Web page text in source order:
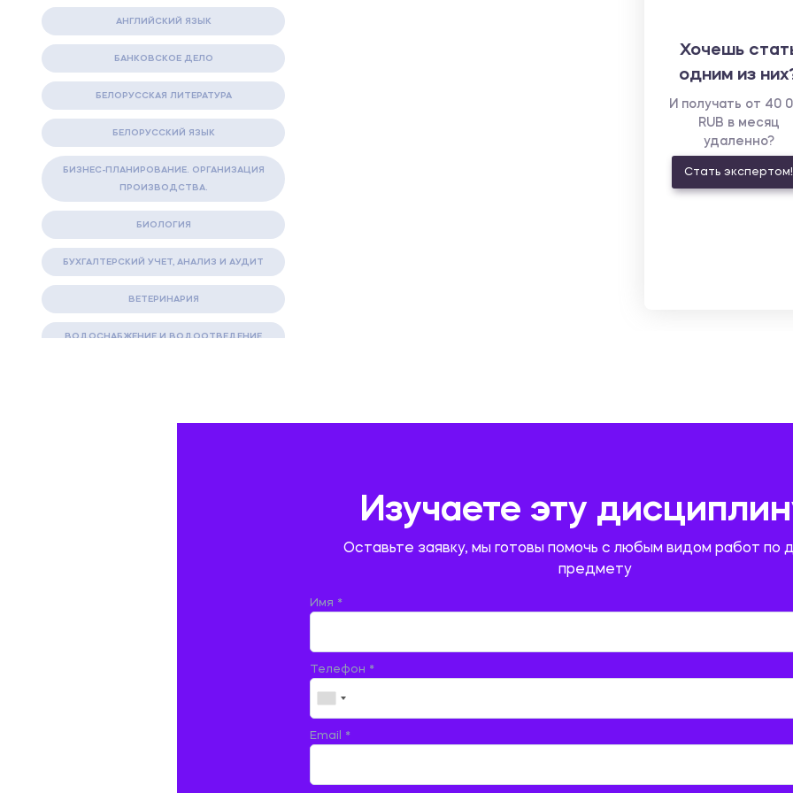
АНГЛИЙСКИЙ ЯЗЫК
БАНКОВСКОЕ ДЕЛО
БЕЛОРУССКАЯ ЛИТЕРАТУРА
БЕЛОРУССКИЙ ЯЗЫК
БИЗНЕС-ПЛАНИРОВАНИЕ. ОРГАНИЗАЦИЯ
ПРОИЗВОДСТВА.
БИОЛОГИЯ
БУХГАЛТЕРСКИЙ УЧЕТ, АНАЛИЗ И АУДИТ
ВЕТЕРИНАРИЯ
ВОДОСНАБЖЕНИЕ И ВОДООТВЕДЕНИЕ
Хочешь
одним из
И получать от 40
RUB в месяц
удаленно?
Стать экспертом!
Изучаете эту
Оставьте заявку, мы готовы помочь с любым видом работ по
предмету
Имя *
Телефон *
Email *